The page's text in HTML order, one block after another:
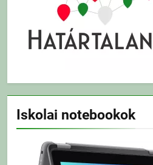
Iskolai notebookok